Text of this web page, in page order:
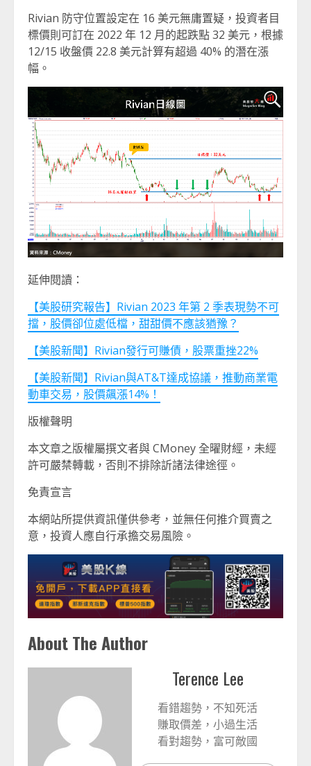
Rivian 防守位置設定在 16 美元無庸置疑，投資者目
標價則可訂在 2022 年 12 月的起跌點 32 美元，根據
12/15 收盤價 22.8 美元計算有超過 40% 的潛在漲
幅。
延伸閱讀：
【美股研究報告】Rivian 2023 年第 2 季表現勢不可
擋，股價卻位處低檔，甜甜價不應該猶豫？
【美股新聞】Rivian發行可賺債，股票重挫22%
【美股新聞】Rivian與AT&T達成協議，推動商業電
動車交易，股價飆漲14%！
版權聲明
本文章之版權屬撰文者與 CMoney 全曜財經，未經
許可嚴禁轉載，否則不排除訢諸法律途徑。
免責宣言
本網站所提供資訊僅供參考，並無任何推介買賣之
意，投資人應自行承擔交易風險。
About The Author
Terence Lee
看錯趨勢，不知死活
賺取價差，小過生活
看對趨勢，富可敵國